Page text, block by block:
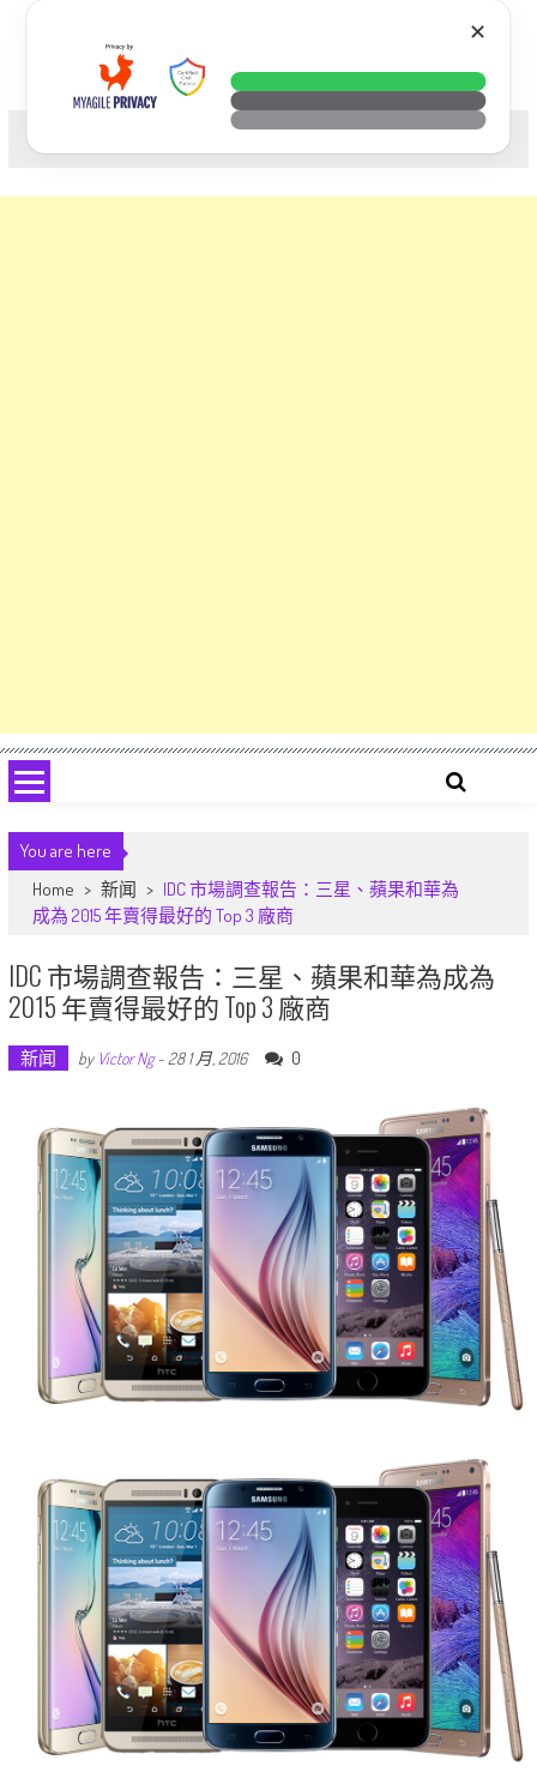
科技. 生活. 攝影.
You are here
Home > 新闻 > IDC 市場調查報告：三星、蘋果和華為
成為 2015 年賣得最好的 Top 3 廠商
IDC 市場調查報告：三星、蘋果和華為成為
2015 年賣得最好的 Top 3 廠商
新闻 by Victor Ng- 28 1 月, 2016 0
✕